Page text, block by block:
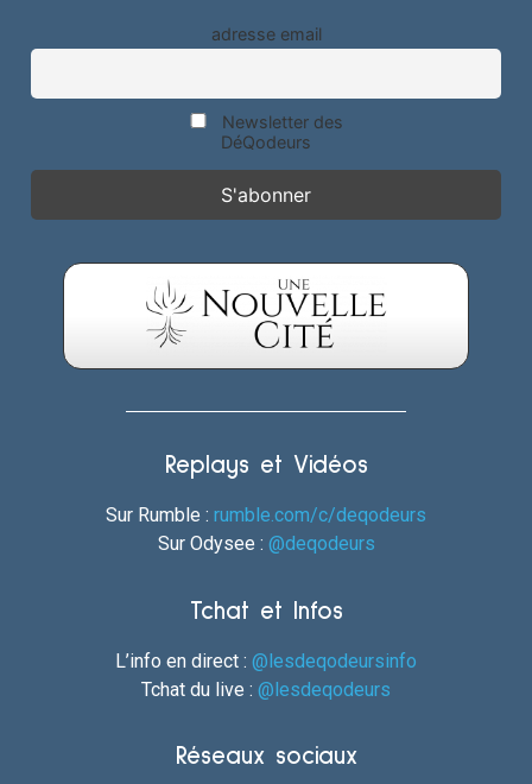
adresse email
Newsletter des
DéQodeurs
Replays et Vidéos
Sur Rumble : rumble.com/c/deqodeurs
Sur Odysee : @deqodeurs
Tchat et Infos
L’info en direct : @lesdeqodeursinfo
Tchat du live : @lesdeqodeurs
Réseaux sociaux